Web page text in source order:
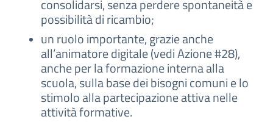
consolidarsi, senza perdere spontaneità e
possibilità di ricambio;
un ruolo importante, grazie anche
all’animatore digitale (vedi Azione #28),
anche per la formazione interna alla
scuola, sulla base dei bisogni comuni e lo
stimolo alla partecipazione attiva nelle
attività formative.